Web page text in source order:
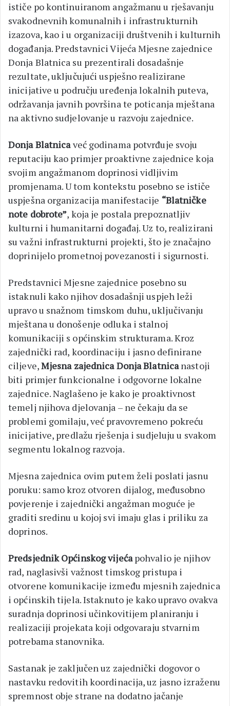
ističe po kontinuiranom angažmanu u rješavanju
svakodnevnih komunalnih i infrastrukturnih
izazova, kao i u organizaciji društvenih i kulturnih
događanja. Predstavnici Vijeća Mjesne zajednice
Donja Blatnica su prezentirali dosadašnje
rezultate, uključujući uspješno realizirane
inicijative u području uređenja lokalnih puteva,
održavanja javnih površina te poticanja mještana
na aktivno sudjelovanje u razvoju zajednice.
Donja Blatnicaveć godinama potvrđuje svoju
reputaciju kao primjer proaktivne zajednice koja
svojim angažmanom doprinosi vidljivim
promjenama. U tom kontekstu posebno se ističe
uspješna organizacija manifestacije “Blatničke
note dobrote”, koja je postala prepoznatljiv
kulturni i humanitarni događaj. Uz to, realizirani
su važni infrastrukturni projekti, što je značajno
doprinijelo prometnoj povezanosti i sigurnosti.
Predstavnici Mjesne zajednice posebno su
istaknuli kako njihov dosadašnji uspjeh leži
upravo u snažnom timskom duhu, uključivanju
mještana u donošenje odluka i stalnoj
komunikaciji s općinskim strukturama. Kroz
zajednički rad, koordinaciju i jasno definirane
ciljeve,Mjesna zajednica Donja Blatnicanastoji
biti primjer funkcionalne i odgovorne lokalne
zajednice. Naglašeno je kako je proaktivnost
temelj njihova djelovanja – ne čekaju da se
problemi gomilaju, već pravovremeno pokreću
inicijative, predlažu rješenja i sudjeluju u svakom
segmentu lokalnog razvoja.
Mjesna zajednica ovim putem želi poslati jasnu
poruku: samo kroz otvoren dijalog, međusobno
povjerenje i zajednički angažman moguće je
graditi sredinu u kojoj svi imaju glas i priliku za
doprinos.
Predsjednik Općinskog vijećapohvalio je njihov
rad, naglasivši važnost timskog pristupa i
otvorene komunikacije između mjesnih zajednica
i općinskih tijela. Istaknuto je kako upravo ovakva
suradnja doprinosi učinkovitijem planiranju i
realizaciji projekata koji odgovaraju stvarnim
potrebama stanovnika.
Sastanak je zaključen uz zajednički dogovor o
nastavku redovitih koordinacija, uz jasno izraženu
spremnost obje strane na dodatno jačanje